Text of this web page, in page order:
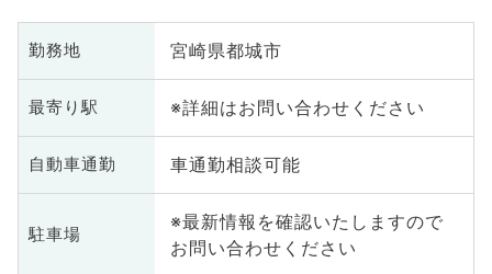
勤務地 宮崎県都城市
最寄り駅 ※詳細はお問い合わせください
自動車通勤 車通勤相談可能
駐車場
※最新情報を確認いたしますので
お問い合わせください